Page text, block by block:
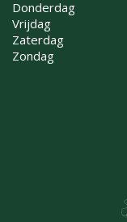
Donderdag
Vrijdag
Zaterdag
Zondag